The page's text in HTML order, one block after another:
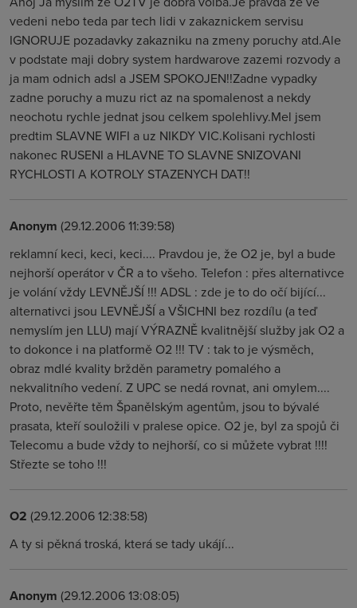
vedeni nebo teda par tech lidi v zakaznickem servisu
IGNORUJE pozadavky zakazniku na zmeny poruchy atd.Ale
v podstate maji dobry system hardwarove zazemi rozvody a
ja mam odnich adsl a JSEM SPOKOJEN!!Zadne vypadky
zadne poruchy a muzu rict az na spomalenost a nekdy
neochotu rychle jednat jsou celkem spolehlivy.Mel jsem
predtim SLAVNE WIFI a uz NIKDY VIC.Kolisani rychlosti
nakonec RUSENI a HLAVNE TO SLAVNE SNIZOVANI
RYCHLOSTI A KOTROLY STAZENYCH DAT!!
Anonym (29.12.2006 11:39:58)
reklamní keci, keci, keci.... Pravdou je, že O2 je, byl a bude
nejhorší operátor v ČR a to všeho. Telefon : přes alternativce
je volání vždy LEVNĚJŠÍ !!! ADSL : zde je to do očí bijící...
alternativci jsou LEVNĚJŠÍ a VŠICHNI bez rozdílu (a teď
nemyslím jen LLU) mají VÝRAZNĚ kvalitnější služby jak O2 a
to dokonce i na platformě O2 !!! TV : tak to je výsměch,
obraz mdlé kvality bržděn parametry pomalého a
nekvalitního vedení. Z UPC se nedá rovnat, ani omylem....
Proto, nevěřte těm Španělským agentům, jsou to bývalé
prasata, kteří souložili v pralese opice. O2 je, byl za spojů či
Telecomu a bude vždy to nejhorší, co si můžete vybrat !!!!
Střezte se toho !!!
O2 (29.12.2006 12:38:58)
A ty si pěkná troská, která se tady ukájí...
Anonym (29.12.2006 13:08:05)